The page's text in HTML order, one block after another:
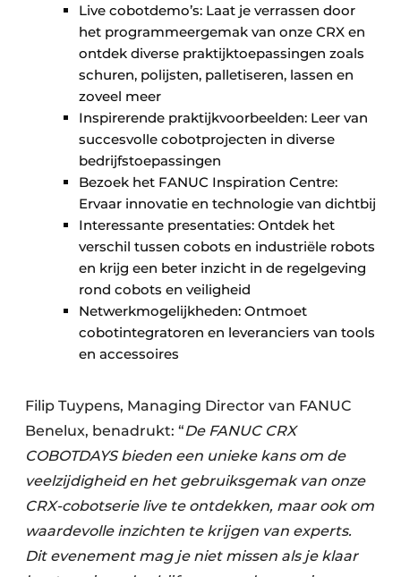
Live cobotdemo’s: Laat je verrassen door
het programmeergemak van onze CRX en
ontdek diverse praktijktoepassingen zoals
schuren, polijsten, palletiseren, lassen en
zoveel meer
Inspirerende praktijkvoorbeelden: Leer van
succesvolle cobotprojecten in diverse
bedrijfstoepassingen
Bezoek het FANUC Inspiration Centre:
Ervaar innovatie en technologie van dichtbij
Interessante presentaties: Ontdek het
verschil tussen cobots en industriële robots
en krijg een beter inzicht in de regelgeving
rond cobots en veiligheid
Netwerkmogelijkheden: Ontmoet
cobotintegratoren en leveranciers van tools
en accessoires
Filip Tuypens, Managing Director van FANUC
Benelux, benadrukt: “De FANUC CRX
COBOTDAYS bieden een unieke kans om de
veelzijdigheid en het gebruiksgemak van onze
CRX-cobotserie live te ontdekken, maar ook om
waardevolle inzichten te krijgen van experts.
Dit evenement mag je niet missen als je klaar